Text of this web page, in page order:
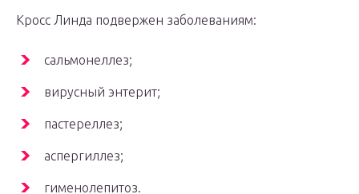
Кросс Линда подвержен заболеваниям:
сальмонеллез;
вирусный энтерит;
пастереллез;
аспергиллез;
гименолепитоз.